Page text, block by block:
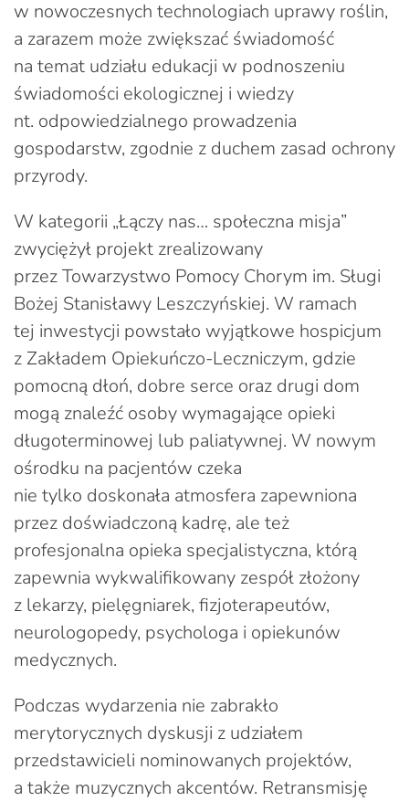
w nowoczesnych technologiach uprawy roślin,
a zarazem może zwiększać świadomość
na temat udziału edukacji w podnoszeniu
świadomości ekologicznej i wiedzy
nt. odpowiedzialnego prowadzenia
gospodarstw, zgodnie z duchem zasad ochrony
przyrody.
W kategorii „Łączy nas… społeczna misja”
zwyciężył projekt zrealizowany
przez Towarzystwo Pomocy Chorym im. Sługi
Bożej Stanisławy Leszczyńskiej. W ramach
tej inwestycji powstało wyjątkowe hospicjum
z Zakładem Opiekuńczo-Leczniczym, gdzie
pomocną dłoń, dobre serce oraz drugi dom
mogą znaleźć osoby wymagające opieki
długoterminowej lub paliatywnej. W nowym
ośrodku na pacjentów czeka
nie tylko doskonała atmosfera zapewniona
przez doświadczoną kadrę, ale też
profesjonalna opieka specjalistyczna, którą
zapewnia wykwalifikowany zespół złożony
z lekarzy, pielęgniarek, fizjoterapeutów,
neurologopedy, psychologa i opiekunów
medycznych.
Podczas wydarzenia nie zabrakło
merytorycznych dyskusji z udziałem
przedstawicieli nominowanych projektów,
a także muzycznych akcentów. Retransmisję